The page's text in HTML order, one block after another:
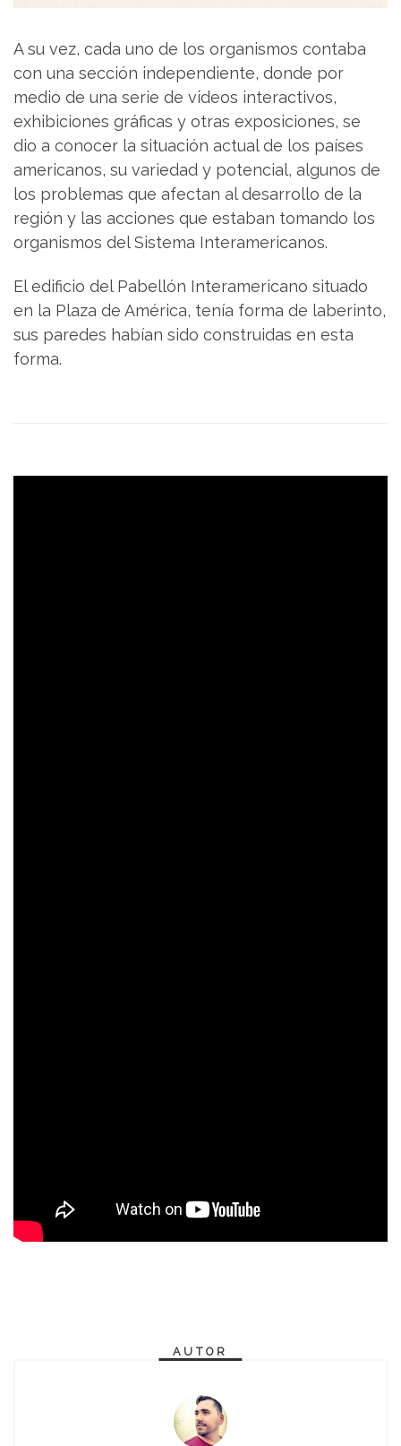
A su vez, cada uno de los organismos contaba
con una sección independiente, donde por
medio de una serie de videos interactivos,
exhibiciones gráficas y otras exposiciones, se
dio a conocer la situación actual de los países
americanos, su variedad y potencial, algunos de
los problemas que afectan al desarrollo de la
región y las acciones que estaban tomando los
organismos del Sistema Interamericanos.
El edificio del Pabellón Interamericano situado
en la Plaza de América, tenía forma de laberinto,
sus paredes habían sido construidas en esta
forma.
AUTOR